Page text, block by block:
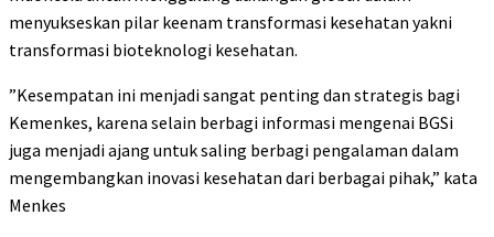
menyukseskan pilar keenam transformasi kesehatan yakni
transformasi bioteknologi kesehatan.
”Kesempatan ini menjadi sangat penting dan strategis bagi
Kemenkes, karena selain berbagi informasi mengenai BGSi
juga menjadi ajang untuk saling berbagi pengalaman dalam
mengembangkan inovasi kesehatan dari berbagai pihak,” kata
Menkes